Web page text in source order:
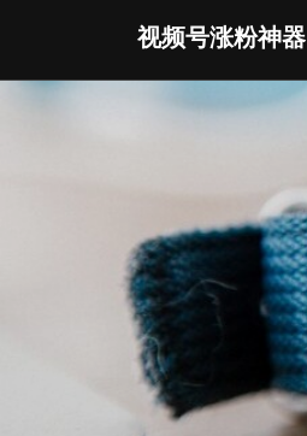
content
视频号涨粉神器